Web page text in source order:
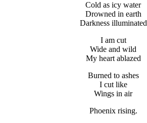
Cold as icy water
Drowned in earth
Darkness illuminated
I am cut
Wide and wild
My heart ablazed
Burned to ashes
I cut like
Wings in air
Phoenix rising.